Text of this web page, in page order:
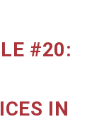
#20:
IN